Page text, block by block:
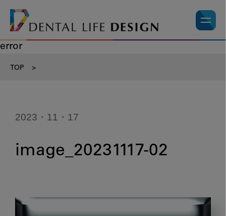
error
TOP >
2023・11・17
image_20231117-02